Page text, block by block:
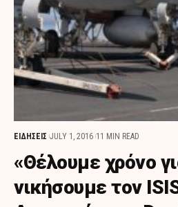
ΕΙΔΗΣΕΙΣ JULY 1, 2016 11 MIN READ
«Θέλουμε χρόνο
νικήσουμε τον